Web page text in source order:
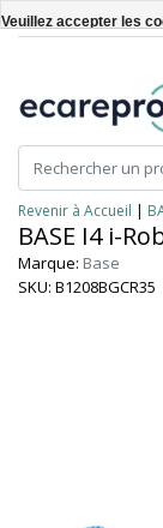
Revenir à Accueil |
BASE I4 i-
Marque: Base
SKU: B1208BGCR35
Veuillez accepter les